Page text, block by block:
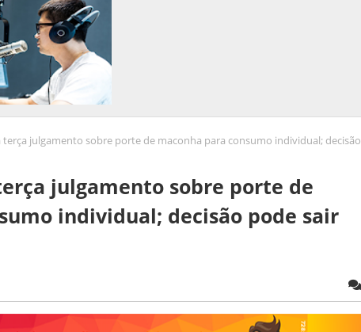
terça julgamento sobre porte de maconha para consumo individual; decisão
julgamento sobre porte de
individual; decisão pode sair